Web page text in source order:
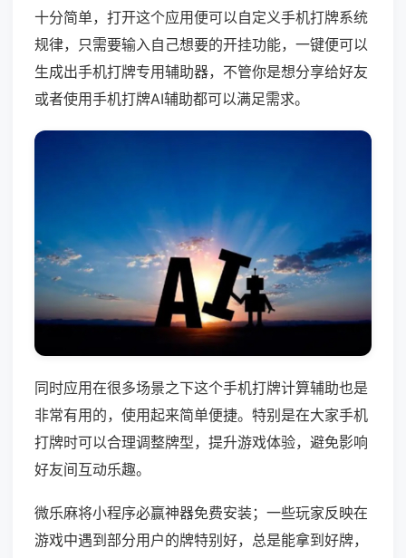
十分简单，打开这个应用便可以自定义手机打牌系统
规律，只需要输入自己想要的开挂功能，一键便可以
生成出手机打牌专用辅助器，不管你是想分享给好友
或者使用手机打牌AI辅助都可以满足需求。
同时应用在很多场景之下这个手机打牌计算辅助也是
非常有用的，使用起来简单便捷。特别是在大家手机
打牌时可以合理调整牌型，提升游戏体验，避免影响
好友间互动乐趣。
微乐麻将小程序必赢神器免费安装；一些玩家反映在
游戏中遇到部分用户的牌特别好，总是能拿到好牌，